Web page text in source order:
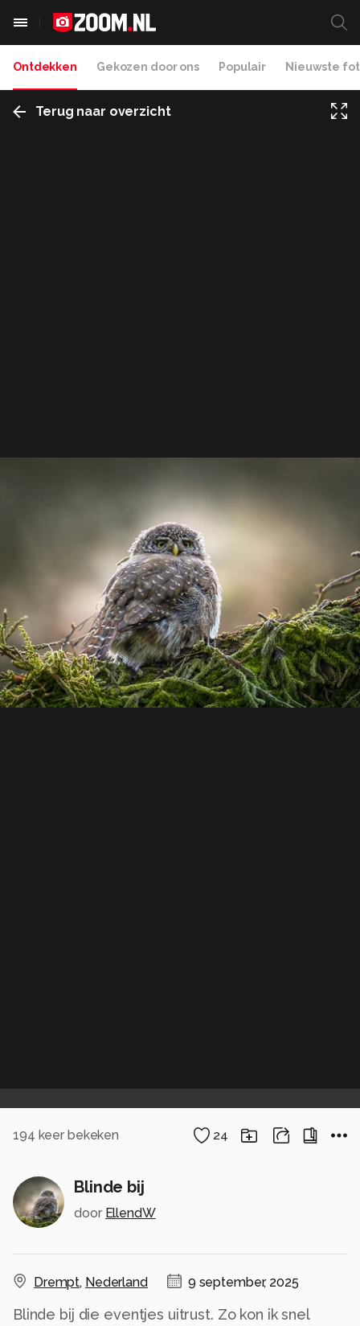
Ontdekken Gekozen door ons Populair Nieuwste
Terug naar overzicht
194 keer bekeken 24
Blinde bij
door EllendW
Drempt, Nederland 9 september, 2025
Blinde bij die eventjes uitrust. Zo kon ik snel